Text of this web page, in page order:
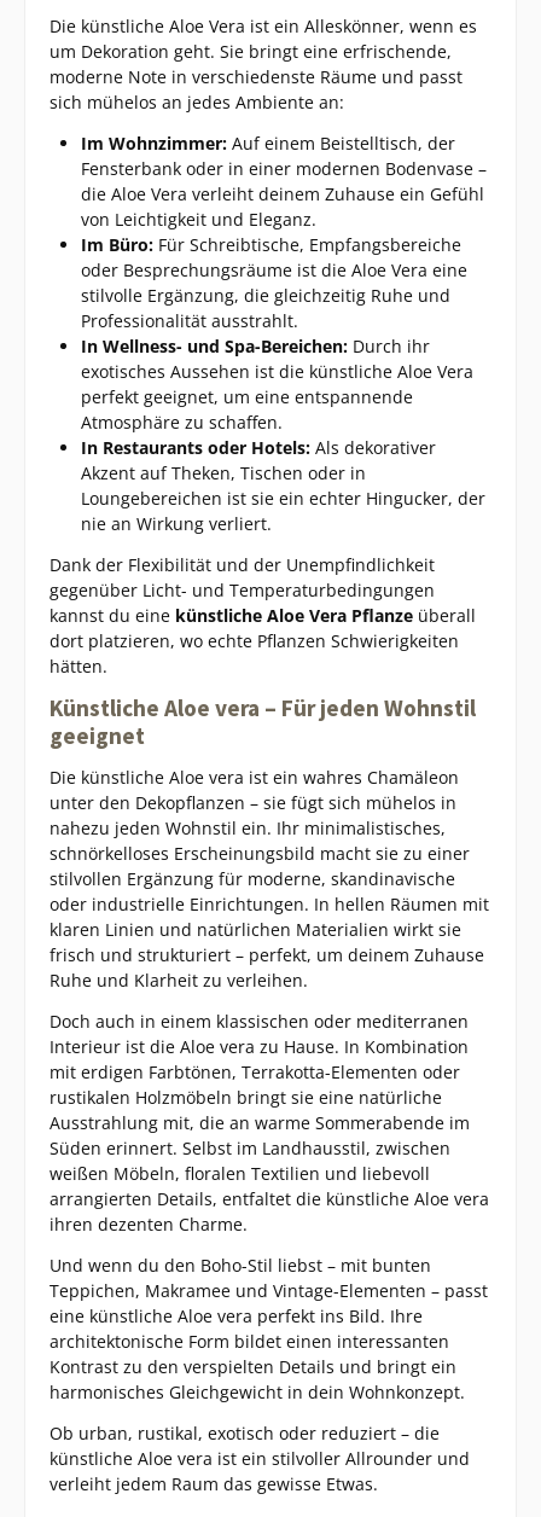
Die künstliche Aloe Vera ist ein Alleskönner, wenn es
um Dekoration geht. Sie bringt eine erfrischende,
moderne Note in verschiedenste Räume und passt
sich mühelos an jedes Ambiente an:
Im Wohnzimmer:Auf einem Beistelltisch, der
Fensterbank oder in einer modernen Bodenvase –
die Aloe Vera verleiht deinem Zuhause ein Gefühl
von Leichtigkeit und Eleganz.
Im Büro:Für Schreibtische, Empfangsbereiche
oder Besprechungsräume ist die Aloe Vera eine
stilvolle Ergänzung, die gleichzeitig Ruhe und
Professionalität ausstrahlt.
In Wellness- und Spa-Bereichen:Durch ihr
exotisches Aussehen ist die künstliche Aloe Vera
perfekt geeignet, um eine entspannende
Atmosphäre zu schaffen.
In Restaurants oder Hotels:Als dekorativer
Akzent auf Theken, Tischen oder in
Loungebereichen ist sie ein echter Hingucker, der
nie an Wirkung verliert.
Dank der Flexibilität und der Unempfindlichkeit
gegenüber Licht- und Temperaturbedingungen
kannst du eine künstliche Aloe Vera Pflanze überall
dort platzieren, wo echte Pflanzen Schwierigkeiten
hätten.
Künstliche Aloe vera – Für jeden Wohnstil
geeignet
Die künstliche Aloe vera ist ein wahres Chamäleon
unter den Dekopflanzen – sie fügt sich mühelos in
nahezu jeden Wohnstil ein. Ihr minimalistisches,
schnörkelloses Erscheinungsbild macht sie zu einer
stilvollen Ergänzung für moderne, skandinavische
oder industrielle Einrichtungen. In hellen Räumen mit
klaren Linien und natürlichen Materialien wirkt sie
frisch und strukturiert – perfekt, um deinem Zuhause
Ruhe und Klarheit zu verleihen.
Doch auch in einem klassischen oder mediterranen
Interieur ist die Aloe vera zu Hause. In Kombination
mit erdigen Farbtönen, Terrakotta-Elementen oder
rustikalen Holzmöbeln bringt sie eine natürliche
Ausstrahlung mit, die an warme Sommerabende im
Süden erinnert. Selbst im Landhausstil, zwischen
weißen Möbeln, floralen Textilien und liebevoll
arrangierten Details, entfaltet die künstliche Aloe vera
ihren dezenten Charme.
Und wenn du den Boho-Stil liebst – mit bunten
Teppichen, Makramee und Vintage-Elementen – passt
eine künstliche Aloe vera perfekt ins Bild. Ihre
architektonische Form bildet einen interessanten
Kontrast zu den verspielten Details und bringt ein
harmonisches Gleichgewicht in dein Wohnkonzept.
Ob urban, rustikal, exotisch oder reduziert – die
künstliche Aloe vera ist ein stilvoller Allrounder und
verleiht jedem Raum das gewisse Etwas.